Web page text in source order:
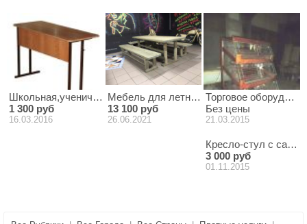
Школьная,ученическая мебель
1 300 руб
16.03.2016
Мебель для летнего кафе / пивного бара
13 100 руб
26.06.2021
Торговое
Без цены
21.03.2015
Кресло-стул с
3 000 руб
01.11.2015